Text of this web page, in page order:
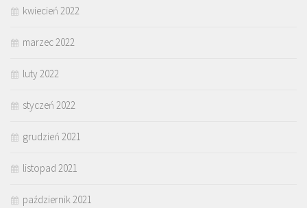
kwiecień 2022
marzec 2022
luty 2022
styczeń 2022
grudzień 2021
listopad 2021
październik 2021